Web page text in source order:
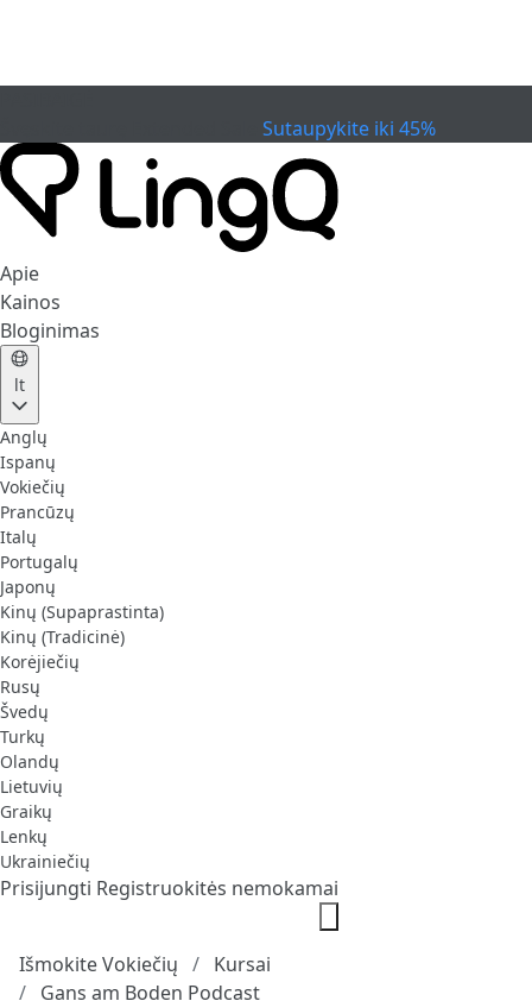
Sutaupykite iki 45%
Apie
Kainos
Bloginimas
lt
Anglų
Ispanų
Vokiečių
Prancūzų
Italų
Portugalų
Japonų
Kinų (Supaprastinta)
Kinų (Tradicinė)
Korėjiečių
Rusų
Švedų
Turkų
Olandų
Lietuvių
Graikų
Lenkų
Ukrainiečių
Prisijungti Registruokitės nemokamai
Išmokite Vokiečių
Kursai
Gans am Boden Podcast